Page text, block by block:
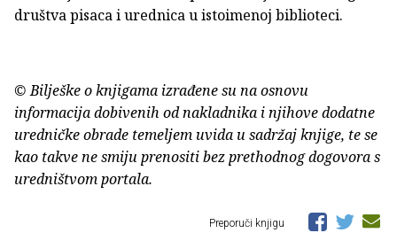
društva pisaca i urednica u istoimenoj biblioteci.
© Bilješke o knjigama izrađene su na osnovu
informacija dobivenih od nakladnika i njihove dodatne
uredničke obrade temeljem uvida u sadržaj knjige, te se
kao takve ne smiju prenositi bez prethodnog dogovora s
uredništvom portala.
Preporuči knjigu